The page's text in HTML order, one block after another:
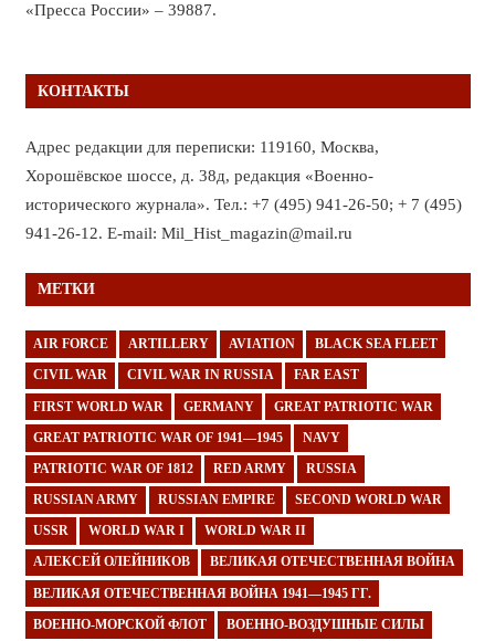
«Пресса России» – 39887.
КОНТАКТЫ
Адрес редакции для переписки: 119160, Москва,
Хорошёвское шоссе, д. 38д, редакция «Военно-
исторического журнала». Тел.: +7 (495) 941-26-50; + 7 (495)
941-26-12. E-mail: Mil_Hist_magazin@mail.ru
МЕТКИ
AIR FORCE ARTILLERY AVIATION BLACK SEA FLEET
CIVIL WAR CIVIL WAR IN RUSSIA FAR EAST
FIRST WORLD WAR GERMANY GREAT PATRIOTIC WAR
GREAT PATRIOTIC WAR OF 1941—1945 NAVY
PATRIOTIC WAR OF 1812 RED ARMY RUSSIA
RUSSIAN ARMY RUSSIAN EMPIRE SECOND WORLD WAR
USSR WORLD WAR I WORLD WAR II
АЛЕКСЕЙ ОЛЕЙНИКОВ ВЕЛИКАЯ ОТЕЧЕСТВЕННАЯ ВОЙНА
ВЕЛИКАЯ ОТЕЧЕСТВЕННАЯ ВОЙНА 1941—1945 ГГ.
ВОЕННО-МОРСКОЙ ФЛОТ ВОЕННО-ВОЗДУШНЫЕ СИЛЫ